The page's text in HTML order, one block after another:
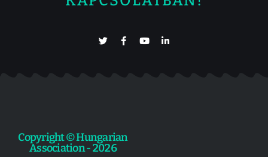
Copyright © Hungarian
Association - 2026